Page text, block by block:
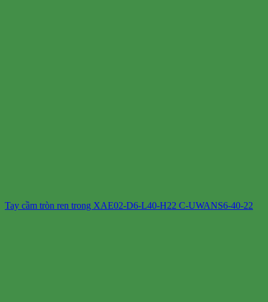
Tay cầm tròn ren trong XAE02-D6-L40-H22 C-UWANS6-40-22